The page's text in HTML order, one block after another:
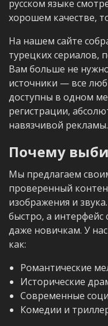
русском языке
хорошем качестве,
На нашем сайте
турецких сериалов,
Вам больше не
источники — все
доступны в одном
регистрации,
навязчивой рекламы.
Почему
Мы предлагаем
проверенный
изображения и
быстро, а интерфейс
даже новичкам. У
как:
Романтические
Исторические
Современные
Комедии и